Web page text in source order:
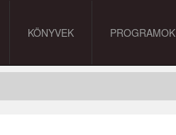
KÖNYVEK PROGRAMOK